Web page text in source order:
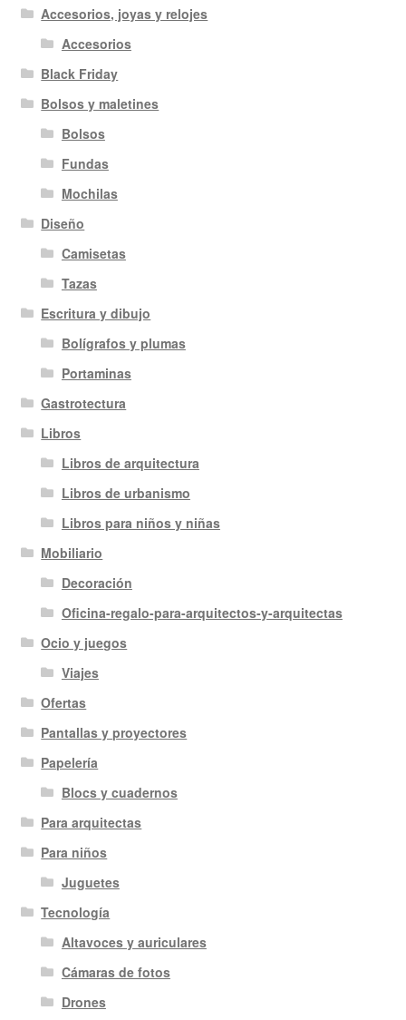
Accesorios, joyas y relojes
Accesorios
Black Friday
Bolsos y maletines
Bolsos
Fundas
Mochilas
Diseño
Camisetas
Tazas
Escritura y dibujo
Bolígrafos y plumas
Portaminas
Gastrotectura
Libros
Libros de arquitectura
Libros de urbanismo
Libros para niños y niñas
Mobiliario
Decoración
Oficina-regalo-para-arquitectos-y-arquitectas
Ocio y juegos
Viajes
Ofertas
Pantallas y proyectores
Papelería
Blocs y cuadernos
Para arquitectas
Para niños
Juguetes
Tecnología
Altavoces y auriculares
Cámaras de fotos
Drones